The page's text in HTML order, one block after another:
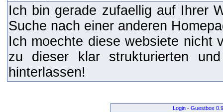
Ich bin gerade zufaellig auf Ihrer
Suche nach einer anderen
Ich moechte diese websiete nicht
zu dieser klar strukturierten
hinterlassen!
Login- Guestbox